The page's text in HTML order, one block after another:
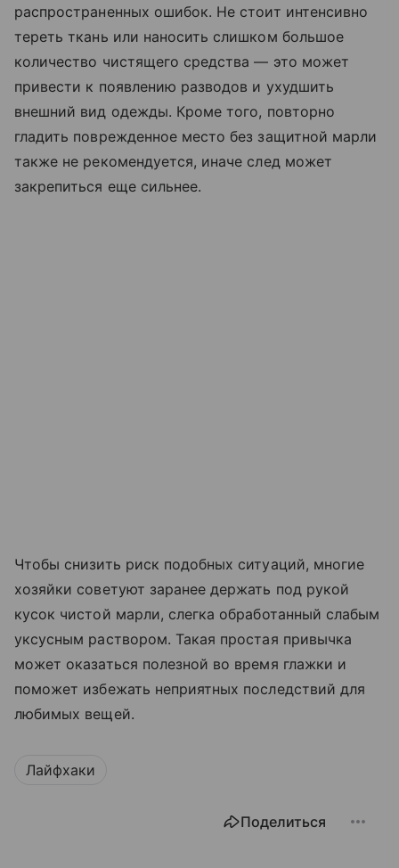
распространенных ошибок. Не стоит интенсивно
тереть ткань или наносить слишком большое
количество чистящего средства — это может
привести к появлению разводов и ухудшить
внешний вид одежды. Кроме того, повторно
гладить поврежденное место без защитной марли
также не рекомендуется, иначе след может
закрепиться еще сильнее.
Чтобы снизить риск подобных ситуаций, многие
хозяйки советуют заранее держать под рукой
кусок чистой марли, слегка обработанный слабым
уксусным раствором. Такая простая привычка
может оказаться полезной во время глажки и
поможет избежать неприятных последствий для
любимых вещей.
Лайфхаки
Поделиться